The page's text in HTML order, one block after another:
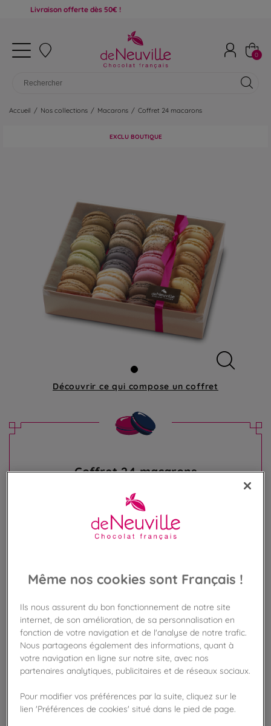
offerte dès 50€ !
0
Accueil / Nos collections / Macarons / Coffret 24 macarons
EXCLU BOUTIQUE
Découvrir ce qui compose un coffret
Coffret 24 macarons
42,50 €
Poids 335g (126,86 €/kg)
dès 50€ d'achat
Gagnez 42 points de fidélité !
avec notre programme Privilège
Même nos cookies sont Français !
Ils nous assurent du bon fonctionnement de notre site
internet, de son amélioration, de sa personnalisation en
fonction de votre navigation et de l'analyse de notre trafic.
Nous partageons également des informations, quant à
votre navigation en ligne sur notre site, avec nos
partenaires analytiques, publicitaires et de réseaux sociaux.
Pour modifier vos préférences par la suite, cliquez sur le
lien 'Préférences de cookies' situé dans le pied de page.